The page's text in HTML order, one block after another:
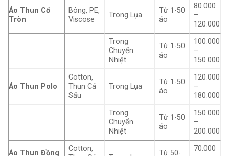
Áo Thun Cổ
Tròn
Bông, PE,
Viscose
Trong Lụa
Từ 1-50
áo
80.000
–
120.000
Trong
Chuyển
Nhiệt
Từ 1-50
áo
100.000
–
150.000
Áo Thun Polo
Cotton,
Thun Cá
Sấu
Trong Lụa
Từ 1-50
áo
120.000
–
180.000
Trong
Chuyển
Nhiệt
Từ 1-50
áo
150.000
–
200.000
Áo Thun Đồng
Cotton,
Từ 50-
70.000